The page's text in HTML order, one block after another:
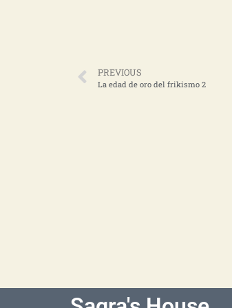
PREVIOUS
La edad de oro del frikismo 2